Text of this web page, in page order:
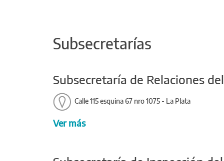
Subsecretarías
Subsecretaría de Relaciones
Calle 115 esquina 67 nro 1075 - La Plata
Ver más